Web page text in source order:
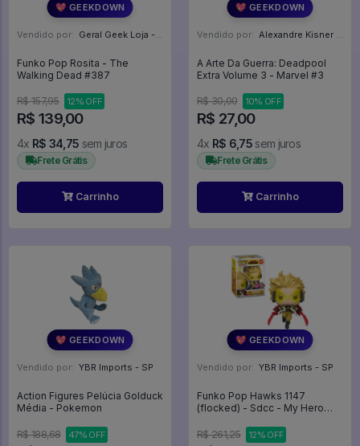
💖 GEEKDOWN
Vendido por: Geral Geek Loja - SP
Funko Pop Rosita - The
Walking Dead #387
R$ 157,95 12% OFF
R$ 139,00
4x R$ 34,75 sem juros
Frete Grátis
Carrinho
💖 GEEKDOWN
Vendido por: Alexandre Kisner - PR
A Arte Da Guerra: Deadpool
Extra Volume 3 - Marvel #3
R$ 30,00 10% OFF
R$ 27,00
4x R$ 6,75 sem juros
Frete Grátis
Carrinho
💖 GEEKDOWN
Vendido por: YBR Imports - SP
Action Figures Pelúcia Golduck
Média - Pokemon
R$ 188,68 47% OFF
💖 GEEKDOWN
Vendido por: YBR Imports - SP
Funko Pop Hawks 1147
(flocked) - Sdcc - My Hero
R$ 261,25
12% OFF